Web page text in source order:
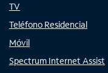
TV
Teléfono Residencial
Móvil
Spectrum Internet Assist